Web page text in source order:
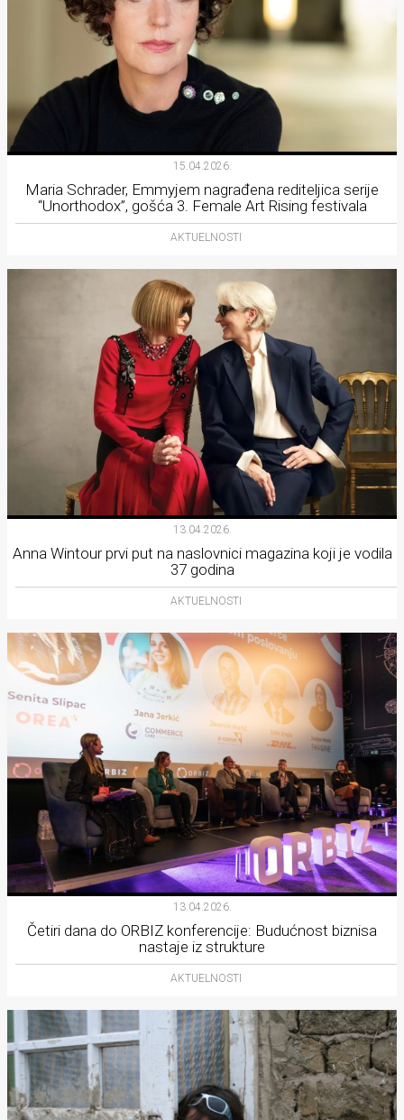
15.04.2026.
Maria Schrader, Emmyjem nagrađena rediteljica serije
“Unorthodox”, gošća 3. Female Art Rising festivala
AKTUELNOSTI
13.04.2026.
Anna Wintour prvi put na naslovnici magazina koji je vodila
37 godina
AKTUELNOSTI
13.04.2026.
Četiri dana do ORBIZ konferencije: Budućnost biznisa
nastaje iz strukture
AKTUELNOSTI